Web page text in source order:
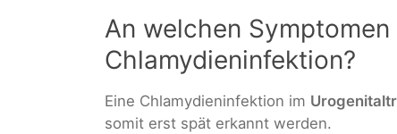
An welchen
Chlamydieninfektion?
Eine Chlamydieninfektion im
somit erst spät erkannt werden.